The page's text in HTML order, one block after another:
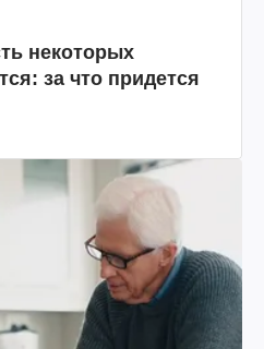
некоторых
за что придется